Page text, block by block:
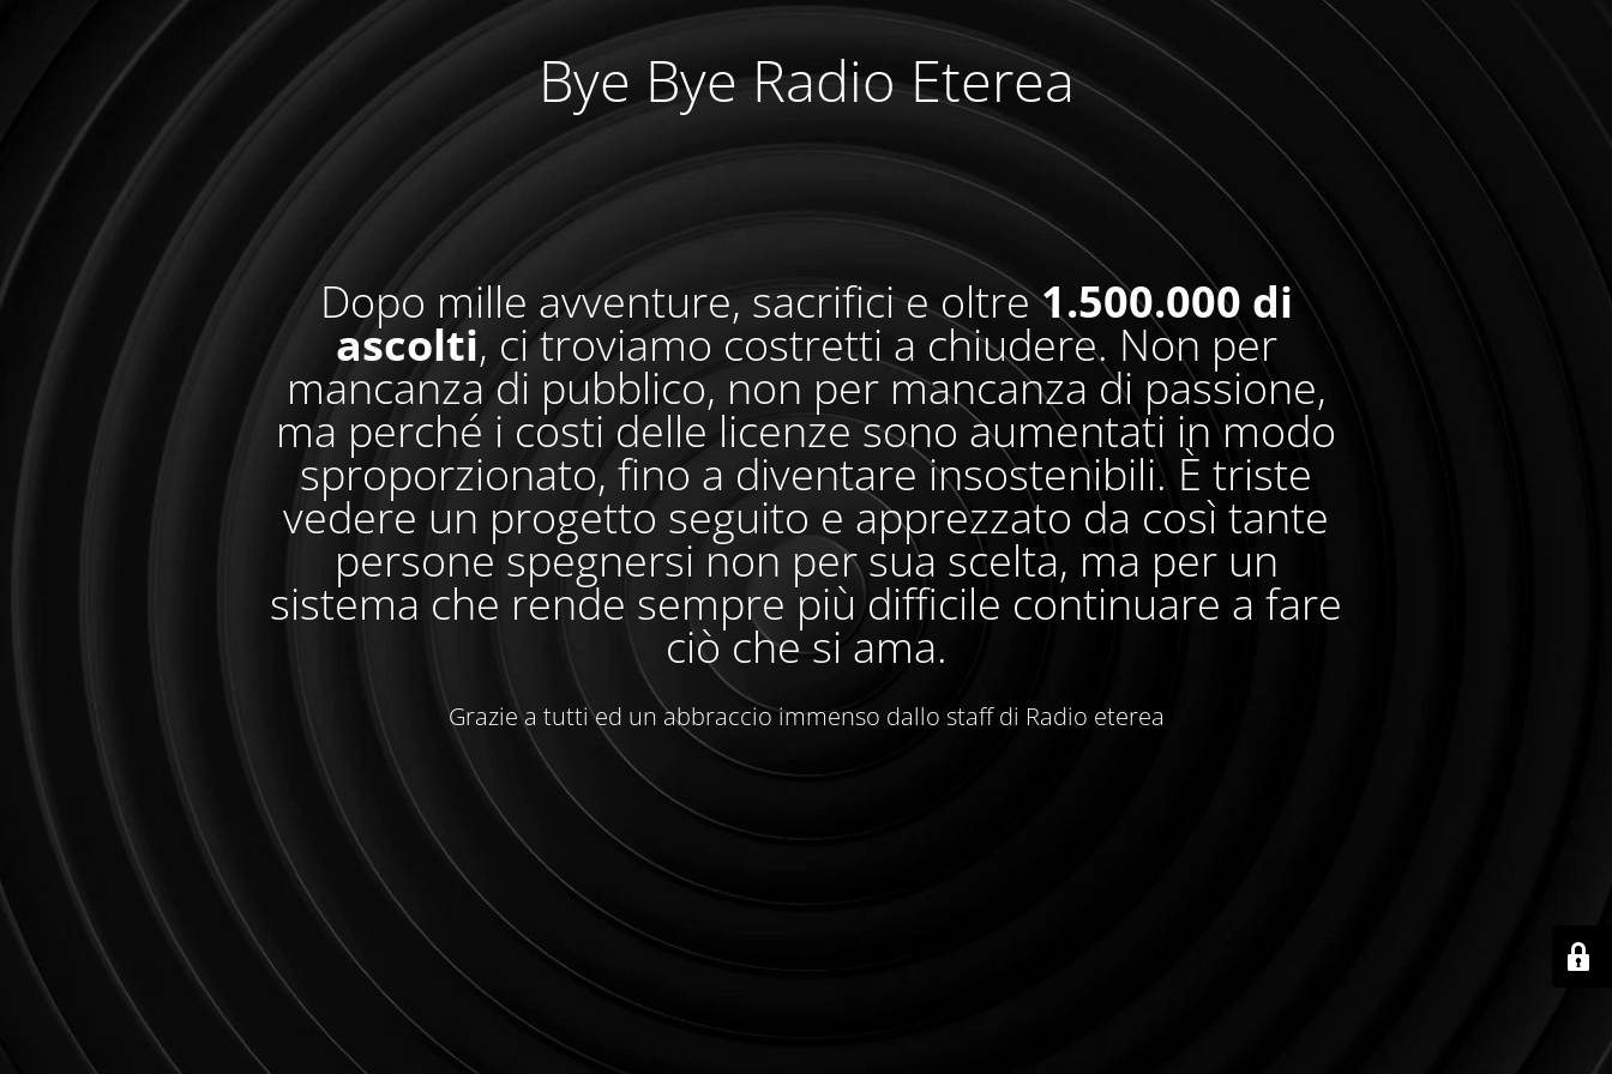
Bye Bye Radio Eterea
Dopo mille avventure, sacrifici e oltre1.500.000 di
ascolti, ci troviamo costretti a chiudere. Non per
mancanza di pubblico, non per mancanza di passione,
ma perché i costi delle licenze sono aumentati in modo
sproporzionato, fino a diventare insostenibili. È triste
vedere un progetto seguito e apprezzato da così tante
persone spegnersi non per sua scelta, ma per un
sistema che rende sempre più difficile continuare a fare
ciò che si ama.
Grazie a tutti ed un abbraccio immenso dallo staff di Radio eterea